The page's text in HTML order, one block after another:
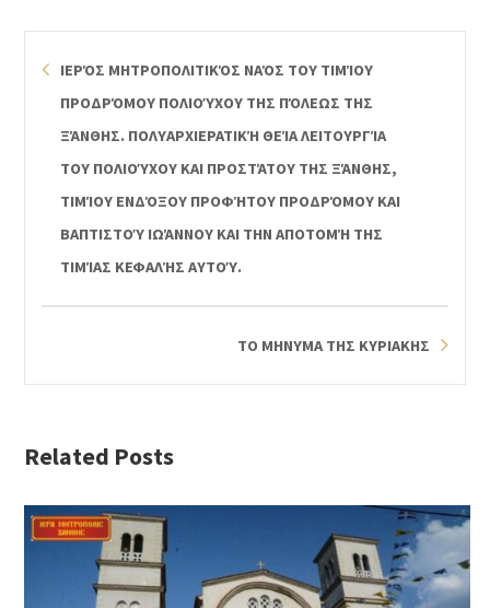
ΙΕΡΌΣ ΜΗΤΡΟΠΟΛΙΤΙΚΌΣ ΝΑΌΣ ΤΟΥ ΤΙΜΊΟΥ
ΠΡΟΔΡΌΜΟΥ ΠΟΛΙΟΎΧΟΥ ΤΗΣ ΠΌΛΕΩΣ ΤΗΣ
ΞΆΝΘΗΣ. ΠΟΛΥΑΡΧΙΕΡΑΤΙΚΉ ΘΕΊΑ ΛΕΙΤΟΥΡΓΊΑ
ΤΟΥ ΠΟΛΙΟΎΧΟΥ ΚΑΙ ΠΡΟΣΤΆΤΟΥ ΤΗΣ ΞΆΝΘΗΣ,
ΤΙΜΊΟΥ ΕΝΔΌΞΟΥ ΠΡΟΦΉΤΟΥ ΠΡΟΔΡΌΜΟΥ ΚΑΙ
ΒΑΠΤΙΣΤΟΎ ΙΩΆΝΝΟΥ ΚΑΙ ΤΗΝ ΑΠΟΤΟΜΉ ΤΗΣ
ΤΙΜΊΑΣ ΚΕΦΑΛΉΣ ΑΥΤΟΎ.
ΤΟ ΜΗΝΥΜΑ ΤΗΣ ΚΥΡΙΑΚΗΣ
Related Posts